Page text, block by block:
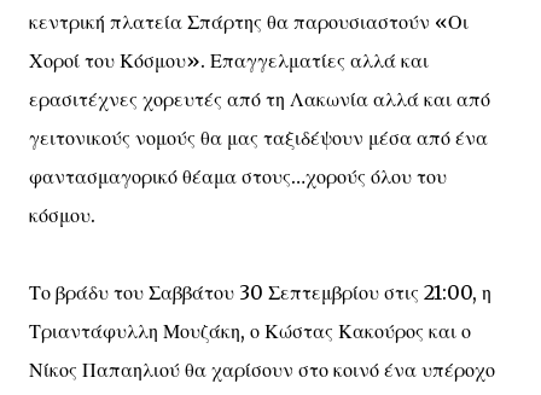
κεντρική πλατεία Σπάρτης θα παρουσιαστούν «Οι
Χοροί του Κόσμου». Επαγγελματίες αλλά και
ερασιτέχνες χορευτές από τη Λακωνία αλλά και από
γειτονικούς νομούς θα μας ταξιδέψουν μέσα από ένα
φαντασμαγορικό θέαμα στους…χορούς όλου του
κόσμου.
Το βράδυ του Σαββάτου 30 Σεπτεμβρίου στις 21:00, η
Τριαντάφυλλη Μουζάκη, ο Κώστας Κακούρος και ο
Νίκος Παπαηλιού θα χαρίσουν στο κοινό ένα υπέροχο